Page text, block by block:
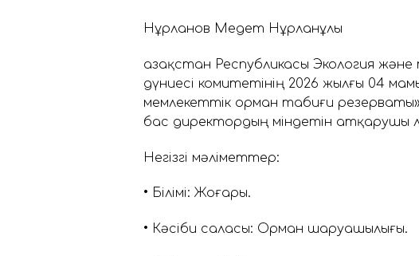
Нұрланов Медет Нұрланұлы
Қазақстан Республикасы Экология
дүниесі комитетінің 2026 жылғы 04
мемлекеттік орман табиғи
бас директордың міндетін атқарушы
Негізгі мәліметтер:
• Білімі: Жоғары.
• Кәсіби саласы: Орман шаруашылығы.